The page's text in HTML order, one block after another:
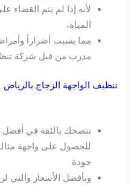
لأنه إذا لم يتم القضاء
المياه،
مما يسبب أضراراً
مدرب من قبل شركة
تنظيف الواجهة الزجاج بالرياض
ننصحك بالثقة في
للحصول على واجهة
جودة
وبأفضل الأسعار